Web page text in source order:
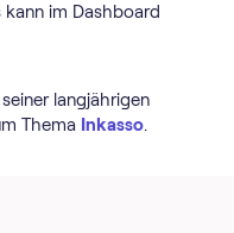
im Dashboard
langjährigen
Thema Inkasso.